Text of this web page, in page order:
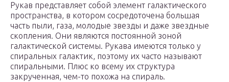
Рукав представляет собой элемент галактического
пространства, в котором сосредоточена большая
часть пыли, газа, молодые звезды и даже звездные
скопления. Они являются постоянной зоной
галактической системы. Рукава имеются только у
спиральных галактик, поэтому их часто называют
спиральными. Плюс ко всему их структура
закрученная, чем-то похожа на спираль.